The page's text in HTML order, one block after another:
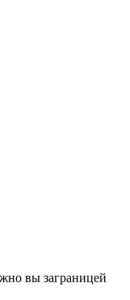
вы заграницей